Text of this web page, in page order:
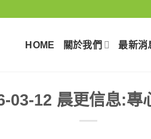
HOME 關於我們 最新消
03-12 晨更信息:專